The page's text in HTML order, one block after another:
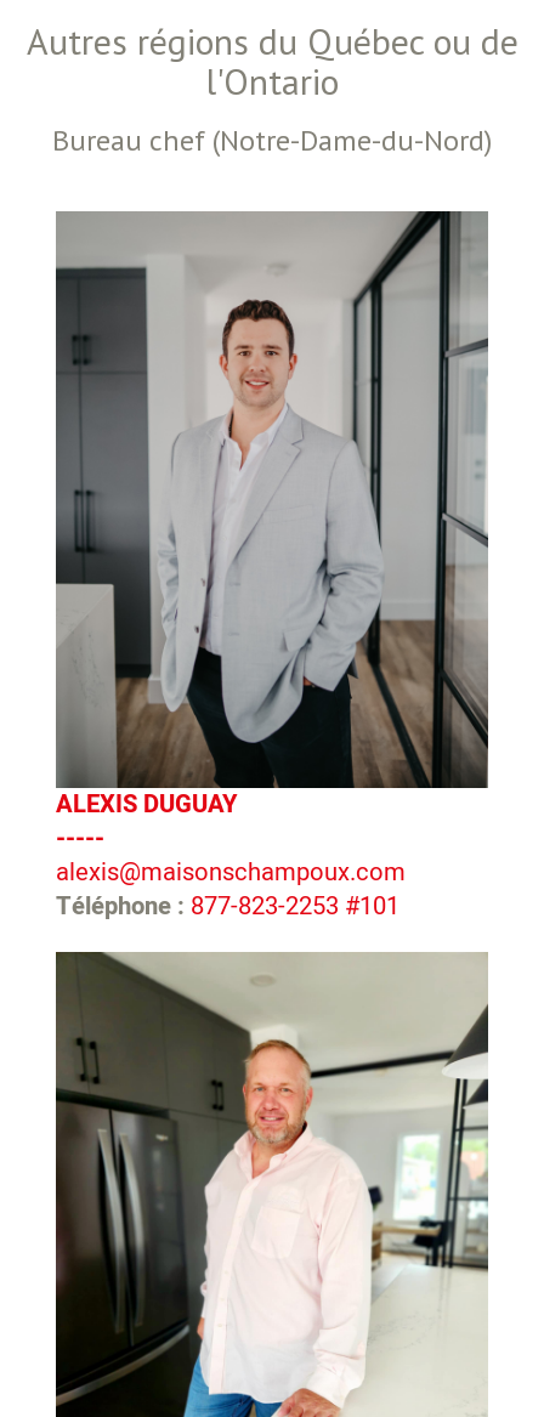
Autres régions du Québec ou de
l'Ontario
Bureau chef (Notre-Dame-du-Nord)
ALEXIS DUGUAY
-----
alexis@maisonschampoux.com
Téléphone : 877-823-2253 #101